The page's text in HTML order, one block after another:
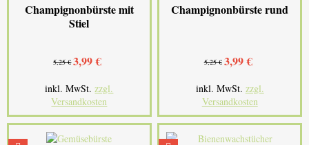
Champignonbürste mit
Stiel
5,25 € 3,99 €
inkl. MwSt.zzgl.
Versandkosten
Champignonbürste rund
5,25 € 3,99 €
inkl. MwSt. zzgl.
Versandkosten